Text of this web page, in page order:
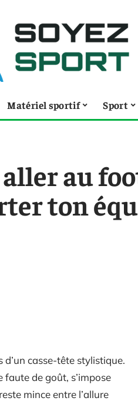
Matériel sportif Sport
au
ton
d’un casse-tête stylistique.
de goût, s’impose
mince entre l’allure